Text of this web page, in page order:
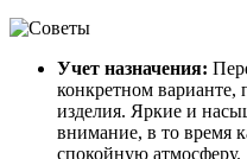
Учет назначения:
конкретном варианте,
изделия. Яркие и
внимание, в то время
спокойную атмосферу.